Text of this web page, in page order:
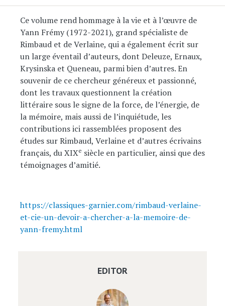
Ce volume rend hommage à la vie et à l’œuvre de
Yann Frémy (1972-2021), grand spécialiste de
Rimbaud et de Verlaine, qui a également écrit sur
un large éventail d’auteurs, dont Deleuze, Ernaux,
Krysinska et Queneau, parmi bien d’autres. En
souvenir de ce chercheur généreux et passionné,
dont les travaux questionnent la création
littéraire sous le signe de la force, de l’énergie, de
la mémoire, mais aussi de l’inquiétude, les
contributions ici rassemblées proposent des
études sur Rimbaud, Verlaine et d’autres écrivains
français, du XIXe siècle en particulier, ainsi que des
témoignages d’amitié.
https://classiques-garnier.com/rimbaud-verlaine-
et-cie-un-devoir-a-chercher-a-la-memoire-de-
yann-fremy.html
EDITOR